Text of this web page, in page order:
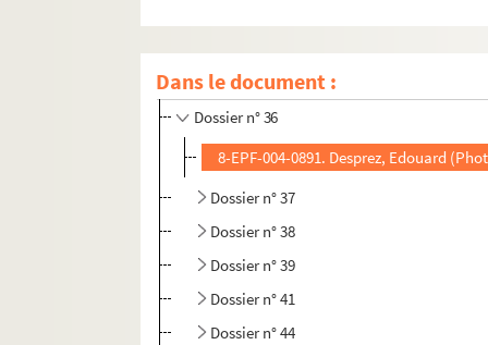
Dans le document :
Dossier n° 34
Dossier n° 35
Dossier n° 36
8-EPF-004-0891. Desprez, Edouard
Dossier n° 37
Dossier n° 38
Dossier n° 39
Dossier n° 41
Dossier n° 44